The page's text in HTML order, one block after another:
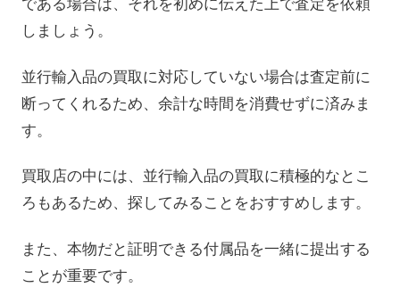
である場合は、それを初めに伝えた上で査定を依頼
しましょう。
並行輸入品の買取に対応していない場合は査定前に
断ってくれるため、余計な時間を消費せずに済みま
す。
買取店の中には、並行輸入品の買取に積極的なとこ
ろもあるため、探してみることをおすすめします。
また、本物だと証明できる付属品を一緒に提出する
ことが重要です。